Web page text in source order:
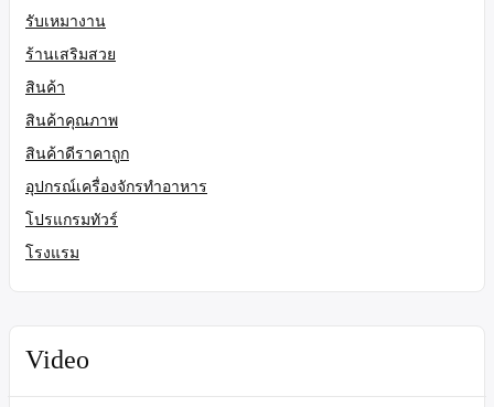
รับเหมางาน
ร้านเสริมสวย
สินค้า
สินค้าคุณภาพ
สินค้าดีราคาถูก
อุปกรณ์เครื่องจักรทำอาหาร
โปรแกรมทัวร์
โรงแรม
Video